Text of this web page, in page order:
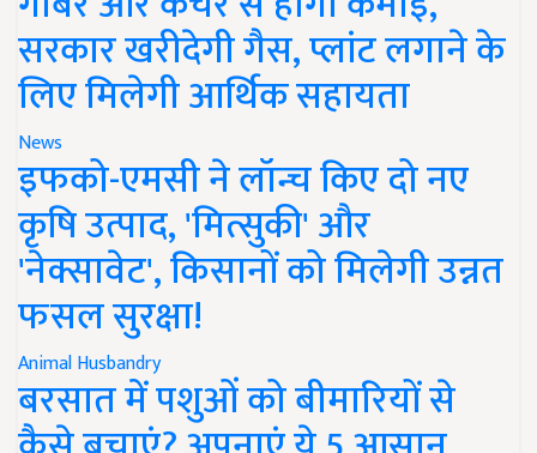
सरकार खरीदेगी गैस, प्लांट लगाने के
लिए मिलेगी आर्थिक सहायता
News
इफको-एमसी ने लॉन्च किए दो नए
कृषि उत्पाद, 'मित्सुकी' और
'नेक्सावेट', किसानों को मिलेगी उन्नत
फसल सुरक्षा!
Animal Husbandry
बरसात में पशुओं को बीमारियों से